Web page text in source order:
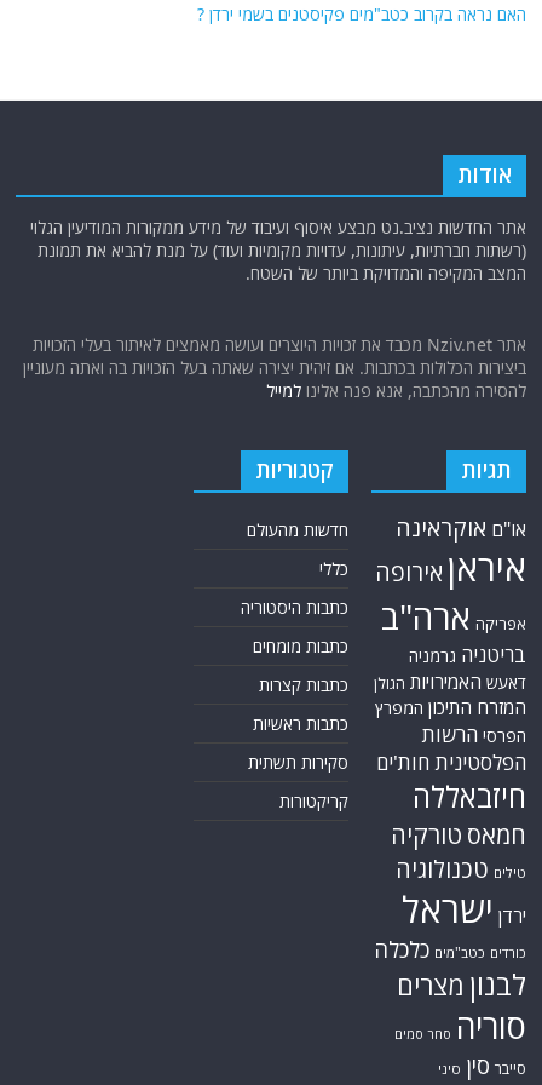
האם נראה בקרוב כטב"מים פקיסטנים בשמי ירדן ?
אודות
אתר החדשות נציב.נט מבצע איסוף ועיבוד של מידע ממקורות המודיעין הגלוי
(רשתות חברתיות, עיתונות, עדויות מקומיות ועוד) על מנת להביא את תמונת
המצב המקיפה והמדויקת ביותר של השטח.
אתר Nziv.net מכבד את זכויות היוצרים ועושה מאמצים לאיתור בעלי הזכויות
ביצירות הכלולות בכתבות. אם זיהית יצירה שאתה בעל הזכויות בה ואתה מעוניין
להסירה מהכתבה, אנא פנה אלינולמייל
תגיות
או"ם אוקראינה
איראן אירופה
אפריקה ארה"ב
בריטניה גרמניה
דאעש האמירויות הגולן
המזרח התיכון המפרץ
הפרסי הרשות
הפלסטינית חות'ים
חיזבאללה
חמאס טורקיה
טילים טכנולוגיה
ירדן ישראל
כורדים כטב"מים כלכלה
לבנון מצרים
סוריה סחר סמים
סייבר סין סיני
קטגוריות
חדשות מהעולם
כללי
כתבות היסטוריה
כתבות מומחים
כתבות קצרות
כתבות ראשיות
סקירות תשתית
קריקטורות